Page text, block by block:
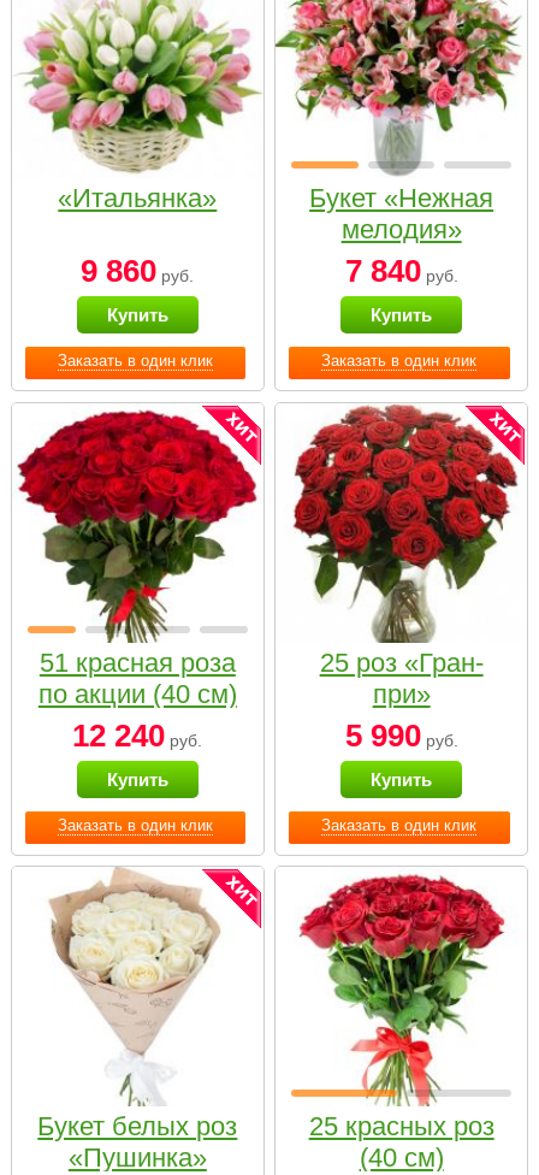
Заказать в один клик
«Итальянка»
9 860 руб.
Купить
Заказать в один клик
Букет «Нежная
мелодия»
7 840руб.
Купить
Заказать в один клик
51 красная роза
по акции (40 см)
12 240 руб.
Купить
Заказать в один клик
25 роз «Гран-
при»
5 990руб.
Купить
Букет белых роз
«Пушинка»
25 красных роз
(40 см)